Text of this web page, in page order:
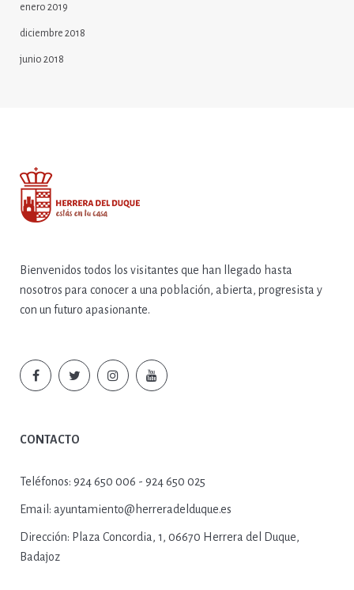
enero 2019
diciembre 2018
junio 2018
Bienvenidos todos los visitantes que han llegado hasta
nosotros para conocer a una población, abierta, progresista y
con un futuro apasionante.
CONTACTO
Teléfonos: 924 650 006 - 924 650 025
Email: ayuntamiento@herreradelduque.es
Dirección: Plaza Concordia, 1, 06670 Herrera del Duque,
Badajoz